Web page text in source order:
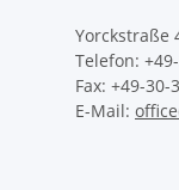
Yorckstraße
Telefon:
Fax: +49-30-
E-Mail: